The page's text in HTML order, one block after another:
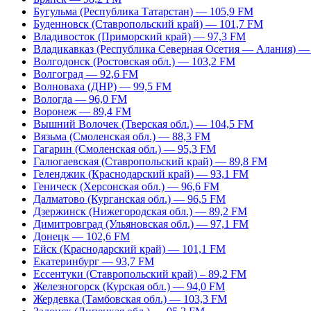
Бугульма (Республика Татарстан) — 105,9 FM
Буденновск (Ставропольский край) — 101,7 FM
Владивосток (Приморский край) — 97,3 FM
Владикавказ (Республика Северная Осетия — Алания)
Волгодонск (Ростовская обл.) — 103,2 FM
Волгоград — 92,6 FM
Волноваха (ДНР) — 99,5 FM
Вологда — 96,0 FM
Воронеж — 89,4 FM
Вышний Волочек (Тверская обл.) — 104,5 FM
Вязьма (Смоленская обл.) — 88,3 FM
Гагарин (Смоленская обл.) — 95,3 FM
Галюгаевская (Ставропольский край) — 89,8 FM
Геленджик (Краснодарский край) — 93,1 FM
Геническ (Херсонская обл.) — 96,6 FM
Далматово (Курганская обл.) — 96,5 FM
Дзержинск (Нижегородская обл.) — 89,2 FM
Димитровград (Ульяновская обл.) — 97,1 FM
Донецк — 102,6 FM
Ейск (Краснодарский край) — 101,1 FM
Екатеринбург — 93,7 FM
Ессентуки (Ставропольский край) – 89,2 FM
Железногорск (Курская обл.) — 94,0 FM
Жердевка (Тамбовская обл.) — 103,3 FM